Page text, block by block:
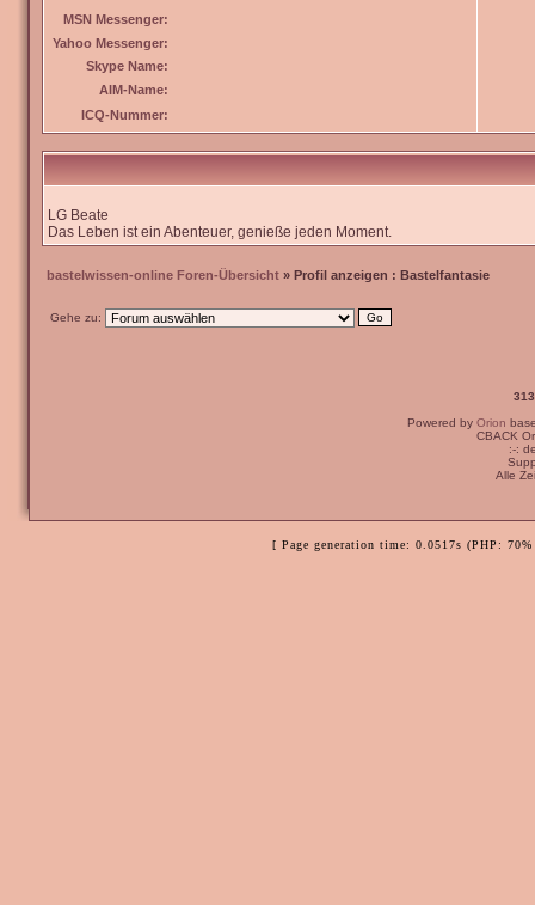
MSN Messenger:
Yahoo Messenger:
Skype Name:
AIM-Name:
ICQ-Nummer:
LG Beate
Das Leben ist ein Abenteuer, genieße jeden Moment.
bastelwissen-online Foren-Übersicht » Profil anzeigen : Bastelfantasie
Gehe zu:
Powered by Orion
CBACK
:-:
Alle
[ Page generation time: 0.0517s (PHP: